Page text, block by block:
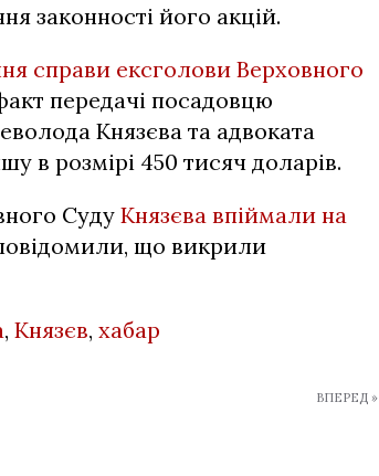
законності його акцій.
справи ексголови Верховного
передачі посадовцю
Князєва та адвоката
в розмірі 450 тисяч доларів.
Суду Князєва впіймали на
що викрили
, Князєв, хабар
ВПЕРЕД »